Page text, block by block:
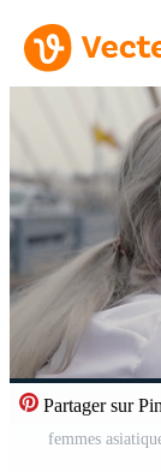
Partager sur